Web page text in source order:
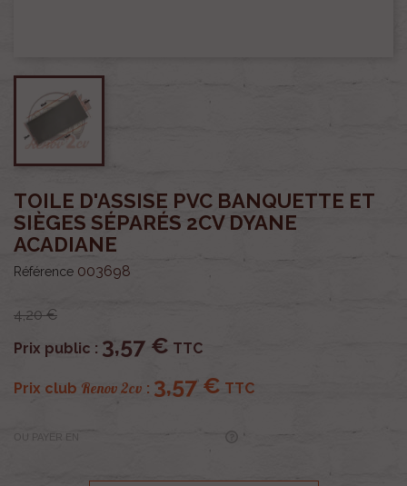
TOILE D'ASSISE PVC BANQUETTE ET
SIÈGES SÉPARÉS 2CV DYANE
ACADIANE
Référence 003698
4,20 €
Prix public : 3,57 € TTC
Prix club Renov 2cv : 3,57 € TTC